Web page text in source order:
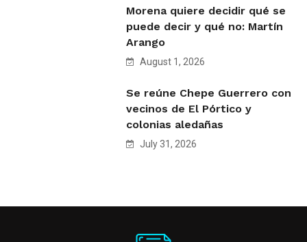
Morena quiere decidir qué se
puede decir y qué no: Martín
Arango
August 1, 2026
Se reúne Chepe Guerrero con
vecinos de El Pórtico y
colonias aledañas
July 31, 2026